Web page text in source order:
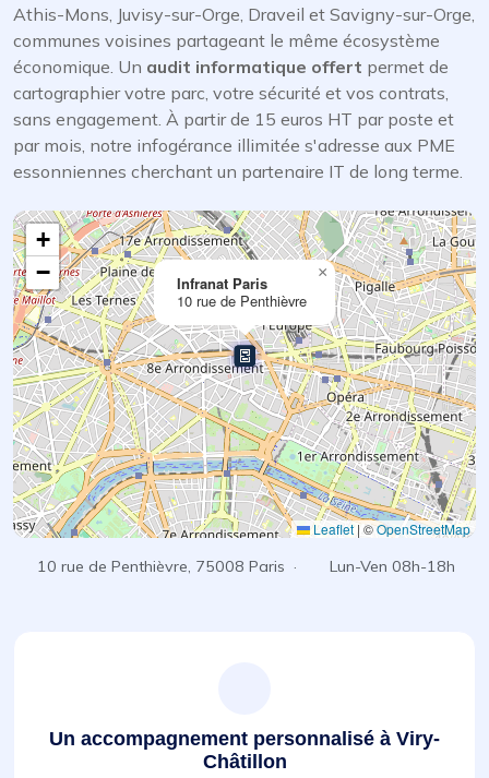
Athis-Mons, Juvisy-sur-Orge, Draveil et Savigny-sur-Orge,
communes voisines partageant le même écosystème
économique. Un audit informatique offert permet de
cartographier votre parc, votre sécurité et vos contrats,
sans engagement. À partir de 15 euros HT par poste et
par mois, notre infogérance illimitée s'adresse aux PME
essonniennes cherchant un partenaire IT de long terme.
Infranat Paris
10 rue de Penthièvre
×
+
−
Leaflet|©OpenStreetMap
10 rue de Penthièvre, 75008 Paris · Lun-Ven 08h-18h
Un accompagnement personnalisé à Viry-
Châtillon